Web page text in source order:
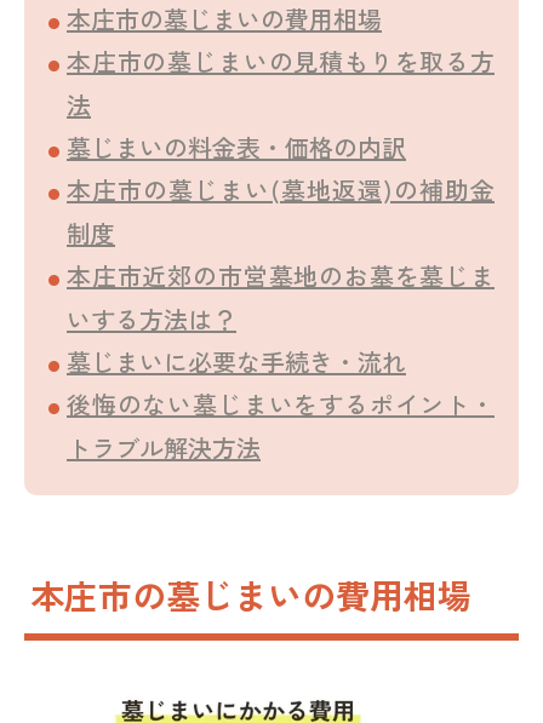
本庄市の墓じまいの費用相場
本庄市の墓じまいの見積もりを取る方
法
墓じまいの料金表・価格の内訳
本庄市の墓じまい(墓地返還)の補助金
制度
本庄市近郊の市営墓地のお墓を墓じま
いする方法は？
墓じまいに必要な手続き・流れ
後悔のない墓じまいをするポイント・
トラブル解決方法
本庄市の墓じまいの費用相場